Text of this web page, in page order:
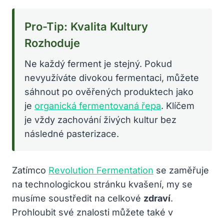
Pro-Tip: Kvalita Kultury
Rozhoduje
Ne každý ferment je stejný. Pokud
nevyužíváte divokou fermentaci, můžete
sáhnout po ověřených produktech jako
je organická fermentovaná řepa. Klíčem
je vždy zachování živých kultur bez
následné pasterizace.
Zatímco Revolution Fermentation se zaměřuje
na technologickou stránku kvašení, my se
musíme soustředit na celkové zdraví.
Prohloubit své znalosti můžete také v